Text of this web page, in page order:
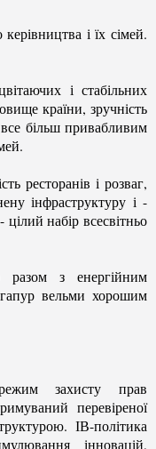
і їх сімей.
і стабільних
країни, зручність
все більш привабливим
ресторанів і розваг,
інфраструктуру і -
набір всесвітньо
разом з енергійним
вельми хорошим
захисту прав
перевіреної
ІВ-політика
інновацій,